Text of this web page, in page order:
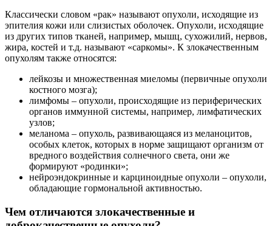
Классически словом «рак» называют опухоли, исходящие из
эпителия кожи или слизистых оболочек. Опухоли, исходящие
из других типов тканей, например, мышц, сухожилий, нервов,
жира, костей и т.д. называют «саркомы». К злокачественным
опухолям также относятся:
лейкозы и множественная миеломы (первичные опухоли
костного мозга);
лимфомы – опухоли, происходящие из периферических
органов иммунной системы, например, лимфатических
узлов;
меланома – опухоль, развивающаяся из меланоцитов,
особых клеток, которых в норме защищают организм от
вредного воздействия солнечного света, они же
формируют «родинки»;
нейроэндокринные и карциноидные опухоли – опухоли,
обладающие гормональной активностью.
Чем отличаются злокачественные и